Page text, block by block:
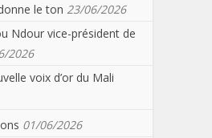
le ton 23/06/2026
Ndour vice-président de
2026
voix d’or du Mali
01/06/2026